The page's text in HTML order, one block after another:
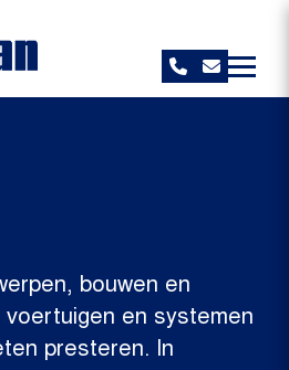
bouwen en
en systemen
presteren. In